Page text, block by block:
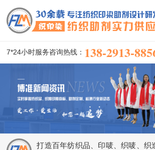
7*24小时服务咨询热线： 138-2913-
打造百年纺织品、印唛、织唛、织